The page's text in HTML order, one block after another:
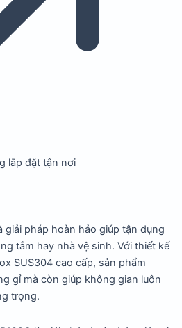
lắp đặt tận nơi
giải pháp hoàn hảo giúp tận dụng
tắm hay nhà vệ sinh. Với thiết kế
SUS304 cao cấp, sản phẩm
gỉ mà còn giúp không gian luôn
trọng.